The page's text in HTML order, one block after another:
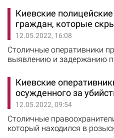
Киевские
граждан, которые
12.05.2022, 16:08
Столичные оперативники
выявлению и задержанию
Киева. За десять дней, 2 по
обнаружили и задержали
скрывались от
постоянно проводим
местонахождение лиц,
Киевские
осужденного за
12.05.2022, 09:54
Столичные
который находился в